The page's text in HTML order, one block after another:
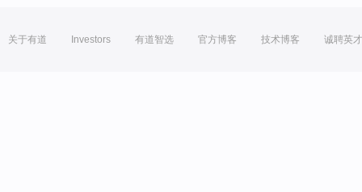
关于有道 Investors 有道智选 官方博客 技术博客 诚聘英才